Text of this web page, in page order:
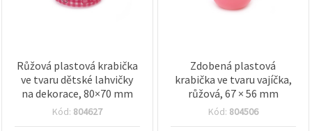
Růžová plastová krabička
ve tvaru dětské lahvičky
na dekorace, 80×70 mm
Kód: 804627
Zdobená plastová
krabička ve tvaru vajíčka,
růžová, 67 × 56 mm
Kód: 804506